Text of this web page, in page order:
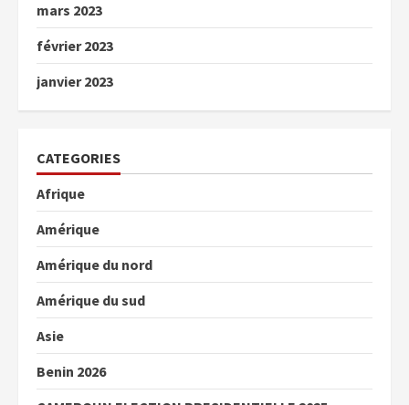
mars 2023
février 2023
janvier 2023
CATEGORIES
Afrique
Amérique
Amérique du nord
Amérique du sud
Asie
Benin 2026